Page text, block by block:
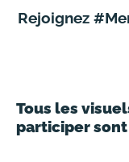
Rejoignez
Tous les
participer sont